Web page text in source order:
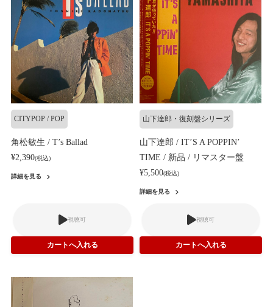
CITYPOP / POP
角松敏生 / T’s Ballad
¥2,390(税込)
詳細を見る
視聴可
山下達郎・復刻盤シリーズ
山下達郎 / IT’S A POPPIN’
TIME / 新品 / リマスター盤
¥5,500(税込)
詳細を見る
視聴可